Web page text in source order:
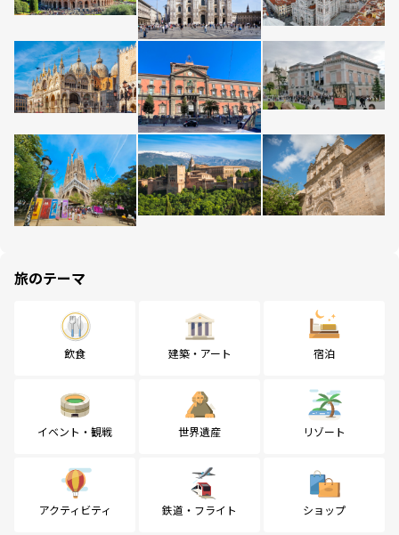
旅のテーマ
飲食 建築・アート 宿泊
イベント・観戦 世界遺産 リゾート
アクティビティ 鉄道・フライト ショップ